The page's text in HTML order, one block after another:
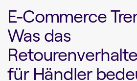
E-Commerce
Was das
für Händler